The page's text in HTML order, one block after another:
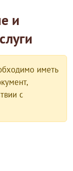
и
иметь
с